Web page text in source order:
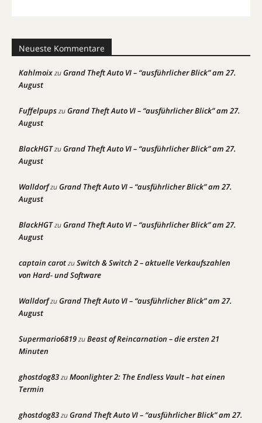
Neueste Kommentare
KahlmoixzuGrand Theft Auto VI – “ausführlicher Blick” am 27.
August
FuffelpupszuGrand Theft Auto VI – “ausführlicher Blick” am 27.
August
BlackHGTzuGrand Theft Auto VI – “ausführlicher Blick” am 27.
August
WalldorfzuGrand Theft Auto VI – “ausführlicher Blick” am 27.
August
BlackHGTzuGrand Theft Auto VI – “ausführlicher Blick” am 27.
August
captain carotzuSwitch & Switch 2 – aktuelle Verkaufszahlen
von Hard- und Software
WalldorfzuGrand Theft Auto VI – “ausführlicher Blick” am 27.
August
Supermario6819zuBeast of Reincarnation – die ersten 21
Minuten
ghostdog83zuMoonlighter 2: The Endless Vault – hat einen
Termin
ghostdog83zuGrand Theft Auto VI – “ausführlicher Blick” am 27.